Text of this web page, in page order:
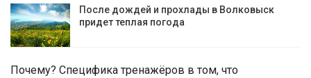
После дождей и прохлады в Волковыск
придет теплая погода
Почему? Специфика тренажёров в том, что